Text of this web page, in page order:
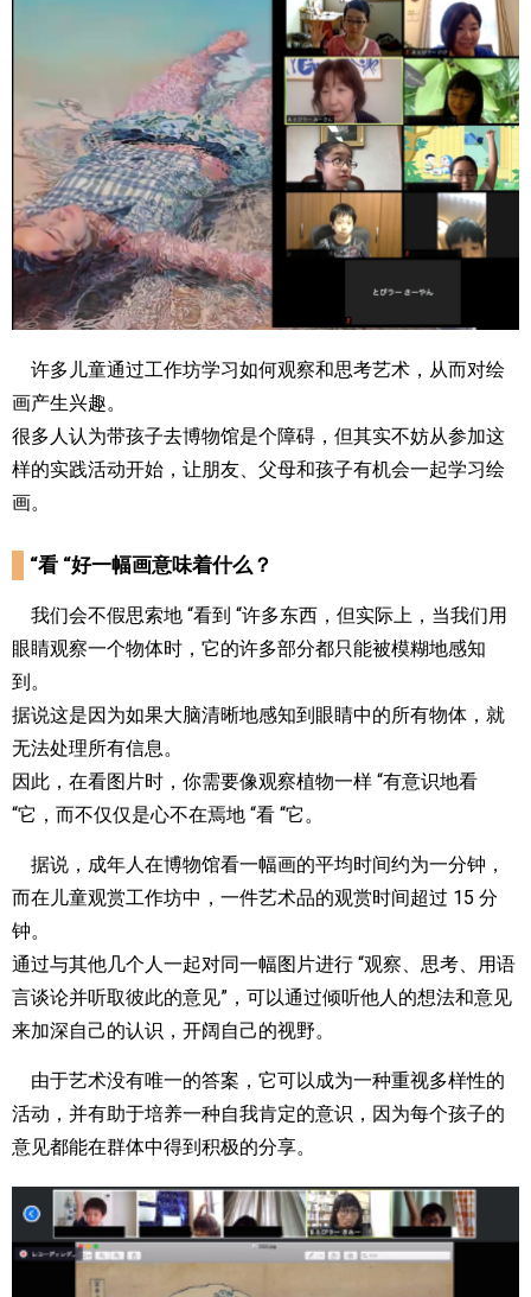
许多儿童通过工作坊学习如何观察和思考艺术，从而对绘
画产生兴趣。
很多人认为带孩子去博物馆是个障碍，但其实不妨从参加这
样的实践活动开始，让朋友、父母和孩子有机会一起学习绘
画。
“看 “好一幅画意味着什么？
我们会不假思索地 “看到 “许多东西，但实际上，当我们用
眼睛观察一个物体时，它的许多部分都只能被模糊地感知
到。
据说这是因为如果大脑清晰地感知到眼睛中的所有物体，就
无法处理所有信息。
因此，在看图片时，你需要像观察植物一样 “有意识地看
“它，而不仅仅是心不在焉地 “看 “它。
据说，成年人在博物馆看一幅画的平均时间约为一分钟，
而在儿童观赏工作坊中，一件艺术品的观赏时间超过 15 分
钟。
通过与其他几个人一起对同一幅图片进行 “观察、思考、用语
言谈论并听取彼此的意见”，可以通过倾听他人的想法和意见
来加深自己的认识，开阔自己的视野。
由于艺术没有唯一的答案，它可以成为一种重视多样性的
活动，并有助于培养一种自我肯定的意识，因为每个孩子的
意见都能在群体中得到积极的分享。